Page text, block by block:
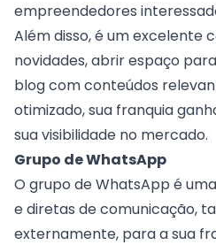
empreendedores
Além disso, é um excelente
novidades, abrir espaço
blog com conteúdos
otimizado, sua franquia
sua visibilidade no mercado.
Grupo de WhatsApp
O grupo de WhatsApp é
e diretas de comunicação,
externamente, para a sua